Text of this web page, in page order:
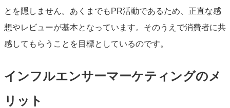
とを隠しません。あくまでもPR活動であるため、正直な感
想やレビューが基本となっています。そのうえで消費者に共
感してもらうことを目標としているのです。
インフルエンサーマーケティングのメ
リット